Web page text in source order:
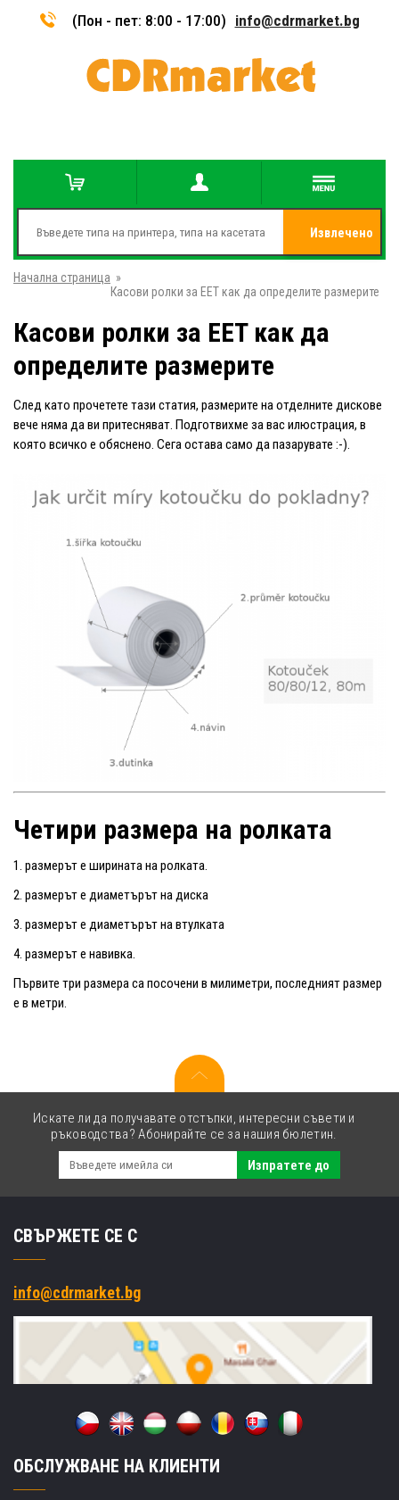
(Пон - пет: 8:00 - 17:00) info@cdrmarket.bg
Извлечено
Начална страница »
Касови ролки за EET как да определите размерите
Касови ролки за EET как да
определите размерите
След като прочетете тази статия, размерите на отделните дискове
вече няма да ви притесняват. Подготвихме за вас илюстрация, в
която всичко е обяснено. Сега остава само да пазарувате :-).
Четири размера на ролката
1. размерът е ширината на ролката.
2. размерът е диаметърът на диска
3. размерът е диаметърът на втулката
4. размерът е навивка.
Първите три размера са посочени в милиметри, последният размер
е в метри.
Искате ли да получавате отстъпки, интересни съвети и
ръководства? Абонирайте се за нашия бюлетин.
Изпратете до
СВЪРЖЕТЕ СЕ С
info@cdrmarket.bg
ОБСЛУЖВАНЕ НА КЛИЕНТИ